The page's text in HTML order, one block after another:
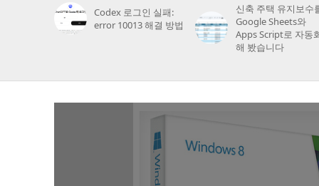
Codex 로그인 실패:
error 10013 해결 방법
신축 주택 유지보수
Google Sheets와
Apps Script로 자동
해 봤습니다